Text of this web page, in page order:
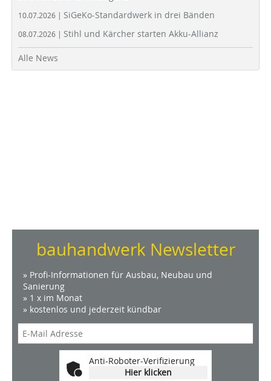
10.07.2026 | SiGeKo-Standardwerk in drei Bänden
08.07.2026 | Stihl und Kärcher starten Akku-Allianz
Alle News
bauhandwerk Newsletter
» Profi-Informationen für Ausbau, Neubau und
Sanierung
» 1 x im Monat
» kostenlos und jederzeit kündbar
Anti-Roboter-Verifizierung
Hier klicken